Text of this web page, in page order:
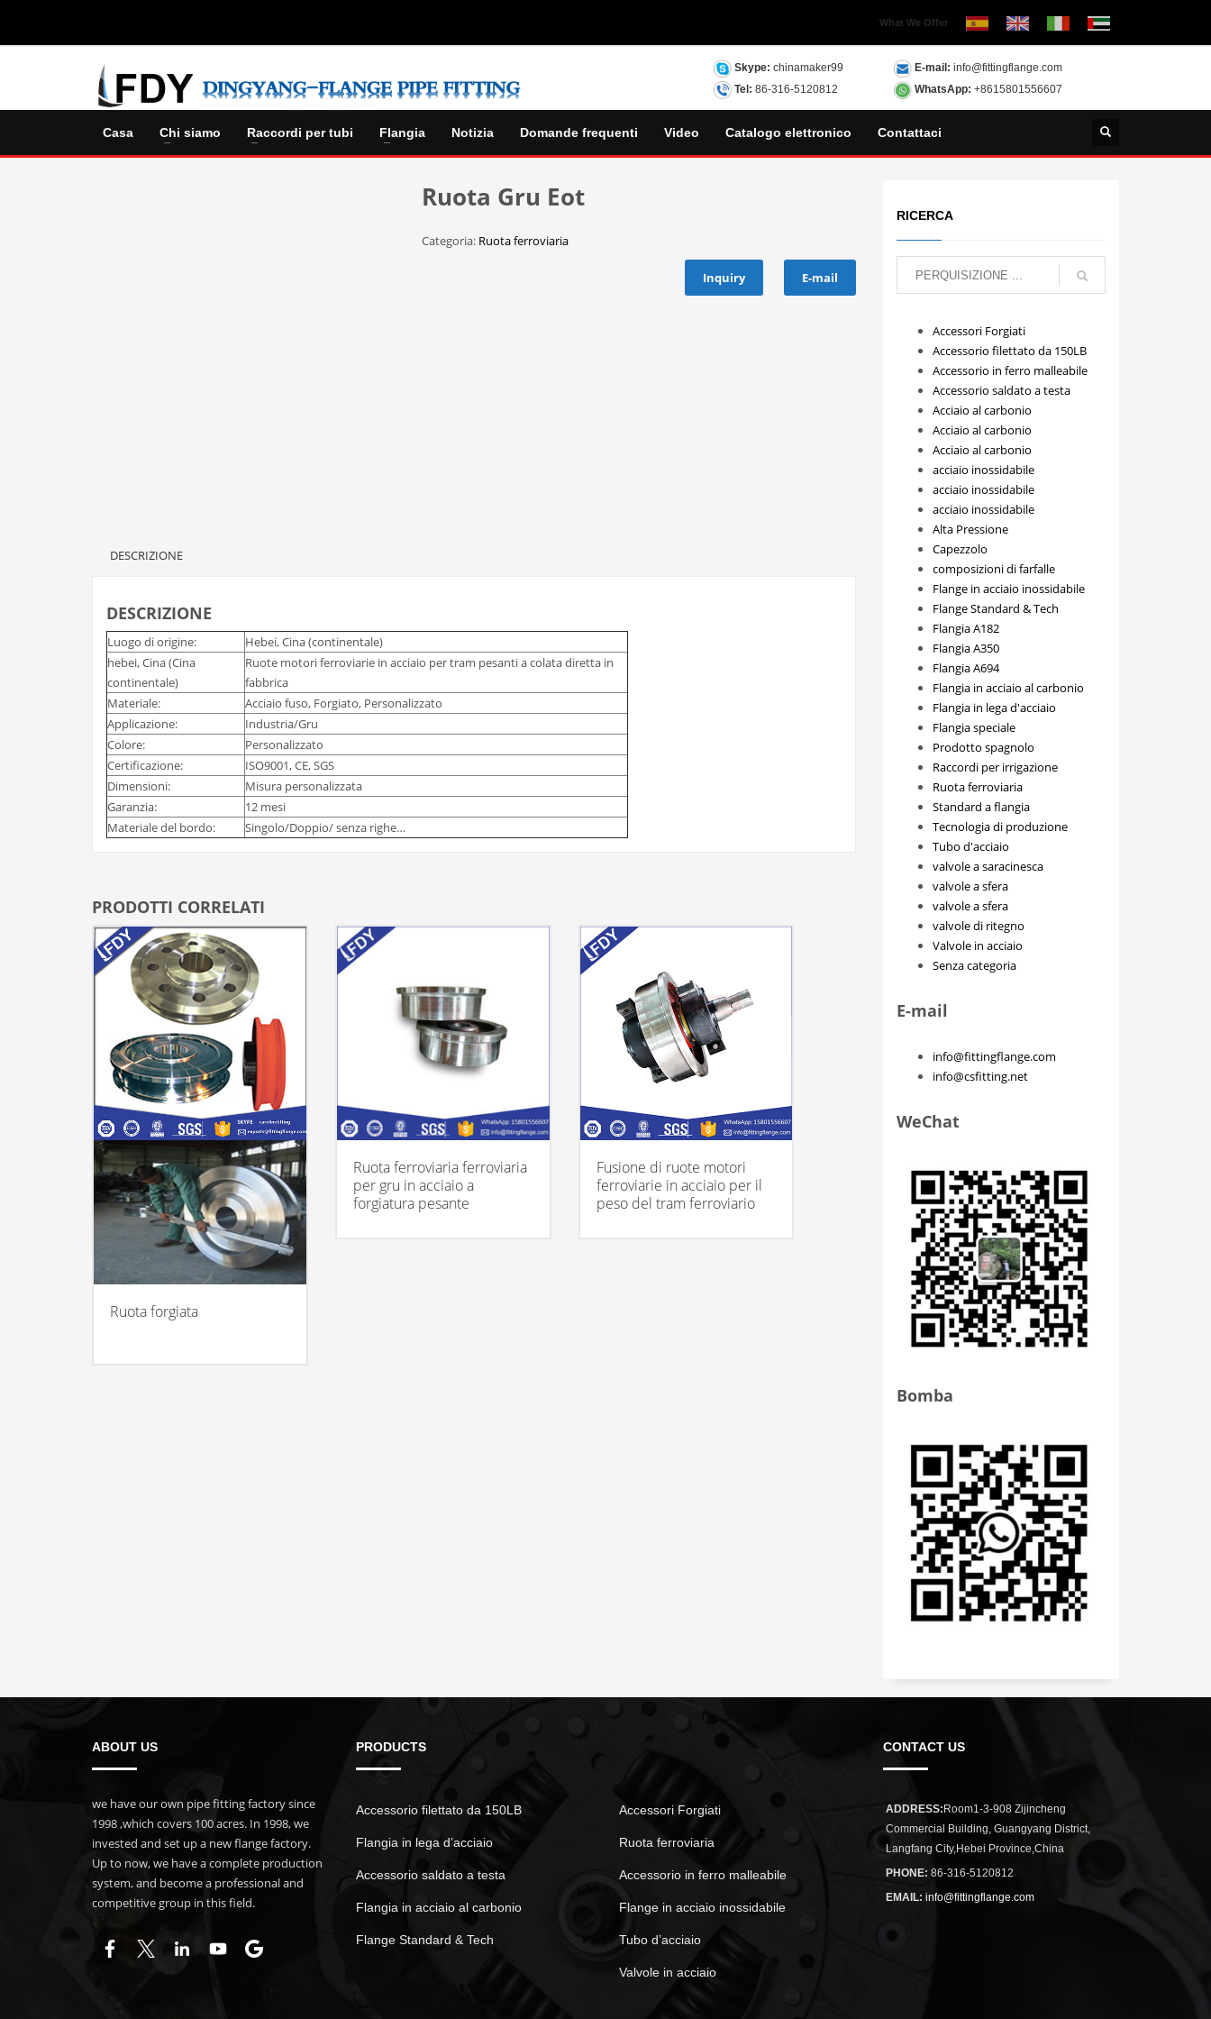
What We Offer
Skype: chinamaker99
Tel: 86-316-5120812
E-mail: info@fittingflange.com
WhatsApp: +8615801556607
Casa Chi siamo Raccordi per tubi Flangia Notizia Domande frequenti Video Catalogo elettronico Contattaci
Ruota Gru Eot
Categoria: Ruota ferroviaria
Inquiry E-mail
DESCRIZIONE
DESCRIZIONE
Luogo di origine:
Hebei, Cina (continentale)
hebei, Cina (Cina
continentale)
Ruote motori ferroviarie in acciaio per tram pesanti a colata diretta in
fabbrica
Materiale:
Acciaio fuso, Forgiato, Personalizzato
Applicazione:
Industria/Gru
Colore:
Personalizzato
Certificazione:
ISO9001, CE, SGS
Dimensioni:
Misura personalizzata
Garanzia:
12 mesi
Materiale del bordo:
Singolo/Doppio/ senza righe…
PRODOTTI CORRELATI
Ruota forgiata
Ruota ferroviaria ferroviaria
per gru in acciaio a
forgiatura pesante
Fusione di ruote motori
ferroviarie in acciaio per il
peso del tram ferroviario
RICERCA
Accessori Forgiati
Accessorio filettato da 150LB
Accessorio in ferro malleabile
Accessorio saldato a testa
Acciaio al carbonio
Acciaio al carbonio
Acciaio al carbonio
acciaio inossidabile
acciaio inossidabile
acciaio inossidabile
Alta Pressione
Capezzolo
composizioni di farfalle
Flange in acciaio inossidabile
Flange Standard & Tech
Flangia A182
Flangia A350
Flangia A694
Flangia in acciaio al carbonio
Flangia in lega d'acciaio
Flangia speciale
Prodotto spagnolo
Raccordi per irrigazione
Ruota ferroviaria
Standard a flangia
Tecnologia di produzione
Tubo d'acciaio
valvole a saracinesca
valvole a sfera
valvole a sfera
valvole di ritegno
Valvole in acciaio
Senza categoria
E-mail
info@fittingflange.com
info@csfitting.net
WeChat
Bomba
ABOUT US
we have our own pipe fitting factory since
1998 ,which covers 100 acres. In 1998, we
invested and set up a new flange factory.
Up to now, we have a complete production
system, and become a professional and
competitive group in this field.
PRODUCTS
Accessorio filettato da 150LB
Flangia in lega d’acciaio
Accessorio saldato a testa
Flangia in acciaio al carbonio
Flange Standard & Tech
Accessori Forgiati
Ruota ferroviaria
Accessorio in ferro malleabile
Flange in acciaio inossidabile
Tubo d’acciaio
Valvole in acciaio
CONTACT US
ADDRESS: Room1-3-908 Zijincheng
Commercial Building, Guangyang District,
Langfang City,Hebei Province,China
PHONE: 86-316-5120812
EMAIL: info@fittingflange.com